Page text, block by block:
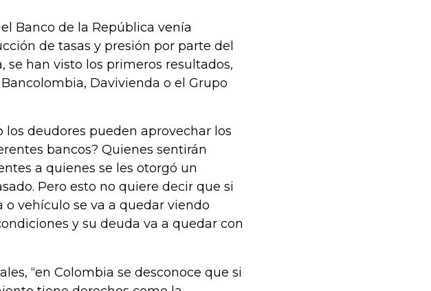
Banco de la República venía
de tasas y presión por parte del
se han visto los primeros resultados,
Davivienda o el Grupo
los deudores pueden aprovechar los
bancos? Quienes sentirán
a quienes se les otorgó un
Pero esto no quiere decir que si
vehículo se va a quedar viendo
y su deuda va a quedar con
“en Colombia se desconoce que si